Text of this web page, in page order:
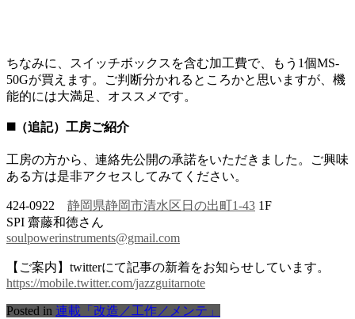
ちなみに、スイッチボックスを含む加工費で、もう1個MS-
50Gが買えます。ご判断分かれるところかと思いますが、機
能的には大満足、オススメです。
◼️（追記）工房ご紹介
工房の方から、連絡先公開の承諾をいただきました。ご興味
ある方は是非アクセスしてみてください。
424-0922 静岡県静岡市清水区日の出町1-43 1F
SPI 齋藤和徳さん
soulpowerinstruments@gmail.com
【ご案内】 twitterにて記事の新着をお知らせしています。
https://mobile.twitter.com/jazzguitarnote
Posted in 連載「改造／工作／メンテ」